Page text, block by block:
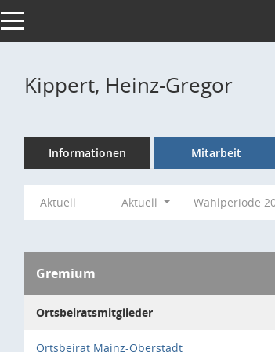
Toggle navigation
Kippert, Heinz-Gregor
Informationen Mitarbeit
Aktuell Aktuell Wahlperiode
Gremium
Ortsbeiratsmitglieder
Ortsbeirat Mainz-Oberstadt